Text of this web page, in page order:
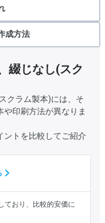
成方法
綴じなし(スク
クラム製本)には、そ
印刷方法が異なりま
ントを比較してご紹介
ており、比較的安価に